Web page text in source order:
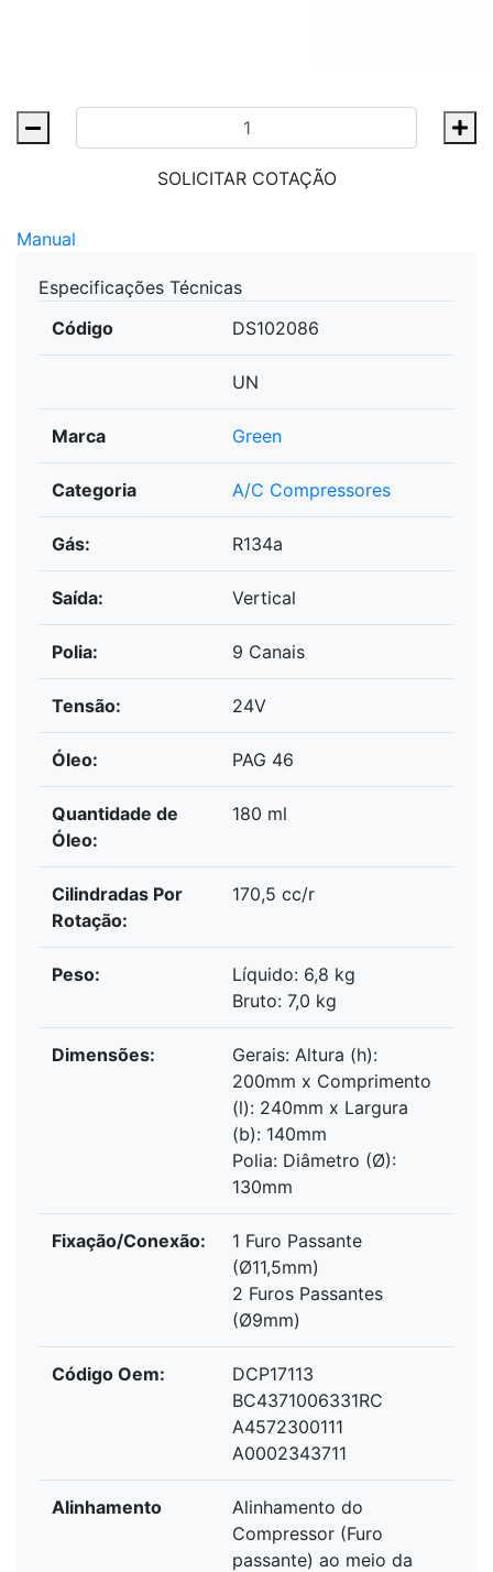
SOLICITAR COTAÇÃO
Manual
Especificações Técnicas
Código
DS102086
UN
Marca Green
Categoria A/C Compressores
Gás: R134a
Saída: Vertical
Polia: 9 Canais
Tensão: 24V
Óleo: PAG 46
Quantidade de
Óleo:
180 ml
Cilindradas Por
Rotação:
170,5 cc/r
Peso:
Líquido: 6,8 kg
Bruto: 7,0 kg
Dimensões:
Gerais: Altura (h):
200mm x Comprimento
(l): 240mm x Largura
(b): 140mm
Polia: Diâmetro (Ø):
130mm
Fixação/Conexão:
1 Furo Passante
(Ø11,5mm)
2 Furos Passantes
(Ø9mm)
Código Oem:
DCP17113
BC4371006331RC
A4572300111
A0002343711
Alinhamento
Alinhamento do
Compressor (Furo
passante) ao meio da